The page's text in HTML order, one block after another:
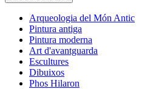
Arqueologia del Món Antic
Pintura antiga
Pintura moderna
Art d'avantguarda
Escultures
Dibuixos
Phos Hilaron